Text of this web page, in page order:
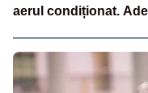
aerul condiționat.